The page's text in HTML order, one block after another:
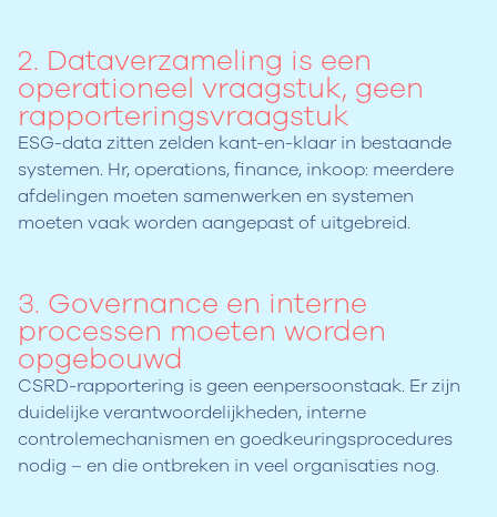
2. Dataverzameling is een
operationeel vraagstuk, geen
rapporteringsvraagstuk
ESG-data zitten zelden kant-en-klaar in bestaande
systemen. Hr, operations, finance, inkoop: meerdere
afdelingen moeten samenwerken en systemen
moeten vaak worden aangepast of uitgebreid.
3. Governance en interne
processen moeten worden
opgebouwd
CSRD-rapportering is geen eenpersoonstaak. Er zijn
duidelijke verantwoordelijkheden, interne
controlemechanismen en goedkeuringsprocedures
nodig – en die ontbreken in veel organisaties nog.